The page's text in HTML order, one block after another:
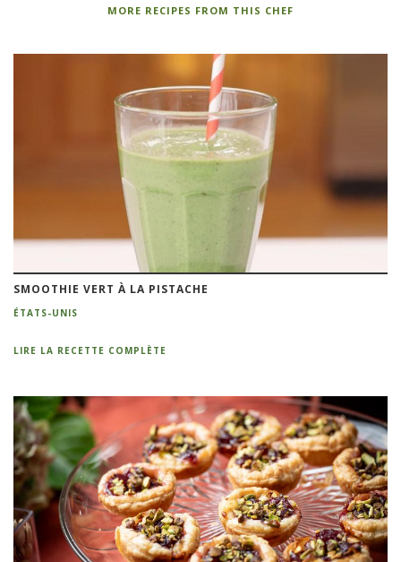
MORE RECIPES FROM THIS CHEF
SMOOTHIE VERT À LA PISTACHE
ÉTATS-UNIS
LIRE LA RECETTE COMPLÈTE